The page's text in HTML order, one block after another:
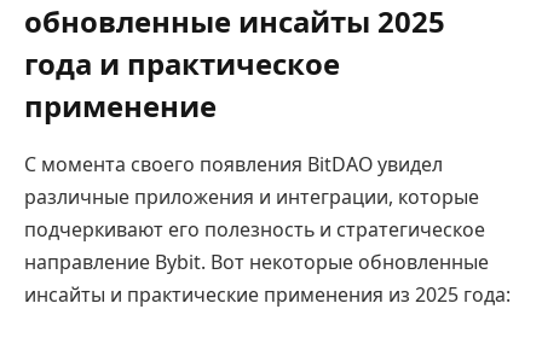
обновленные инсайты 2025
года и практическое
применение
С момента своего появления BitDAO увидел
различные приложения и интеграции, которые
подчеркивают его полезность и стратегическое
направление Bybit. Вот некоторые обновленные
инсайты и практические применения из 2025 года: